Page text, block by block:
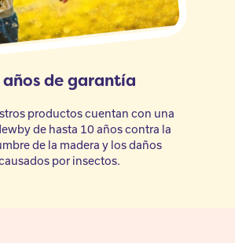
años de garantía
productos cuentan con una
de hasta 10 años contra la
de la madera y los daños
por insectos.